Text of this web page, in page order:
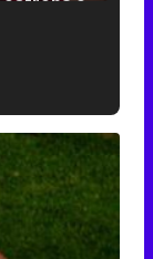
'120 Minutos' celebra sus 2.000 programas en Telemadrid con un vídeo del día a día en la redacción